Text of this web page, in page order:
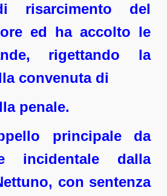
risarcimento del
ed ha accolto le
rigettando la
convenuta di
penale.
principale da
incidentale dalla
con sentenza